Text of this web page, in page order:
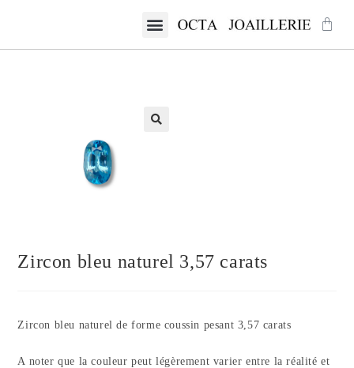
Zircon bleu naturel 3,57 carats
Zircon bleu naturel de forme coussin pesant 3,57 carats
A noter que la couleur peut légèrement varier entre la réalité et